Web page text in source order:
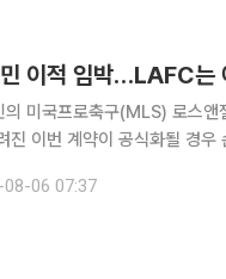
이적 임박…LAFC는
의 미국프로축구(MLS) 로스
진 이번 계약이 공식화될 경
시간) “손흥민이 LAFC와 계
08-06 07:37